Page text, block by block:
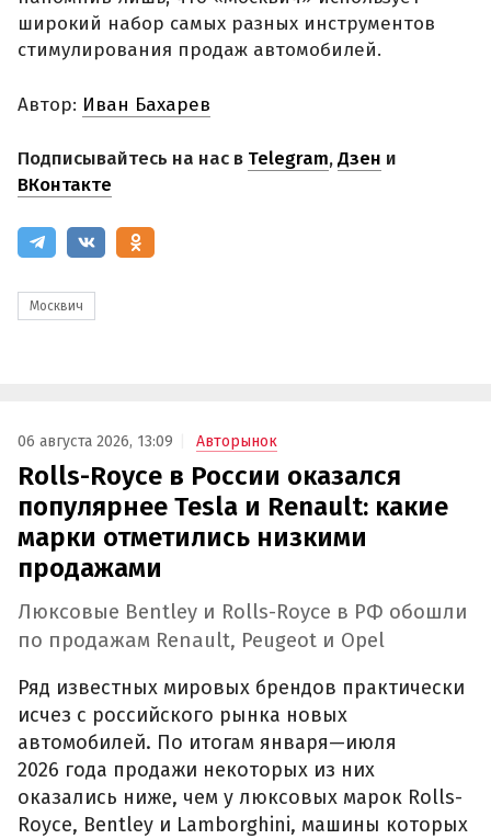
широкий набор самых разных инструментов
стимулирования продаж автомобилей.
Автор: Иван Бахарев
Подписывайтесь на нас в Telegram,Дзен и
ВКонтакте
Москвич
06 августа 2026, 13:09 Авторынок
Rolls-Royce в России оказался
популярнее Tesla и Renault: какие
марки отметились низкими
продажами
Люксовые Bentley и Rolls-Royce в РФ обошли
по продажам Renault, Peugeot и Opel
Ряд известных мировых брендов практически
исчез с российского рынка новых
автомобилей. По итогам января—июля
2026 года продажи некоторых из них
оказались ниже, чем у люксовых марок Rolls-
Royce, Bentley и Lamborghini, машины которых